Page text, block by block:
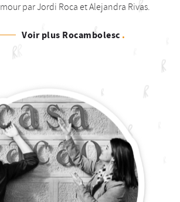
par Jordi Roca et Alejandra Rivas.
Voir plus Rocambolesc .